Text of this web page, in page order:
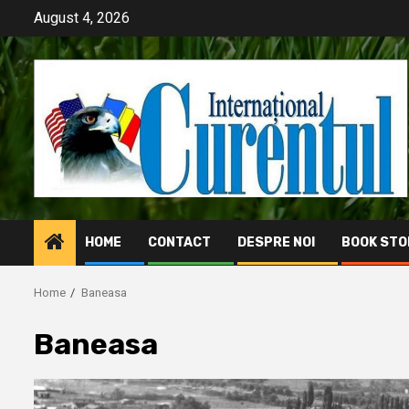
content
August 4, 2026
HOME CONTACT DESPRE NOI BOOK
Home Baneasa
Baneasa